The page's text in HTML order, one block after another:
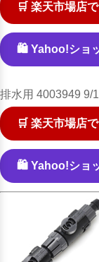
🛒 楽天市場店
🛍️ Yahoo!ショ
排水用 4003949 9/
🛒 楽天市場店
🛍️ Yahoo!ショ